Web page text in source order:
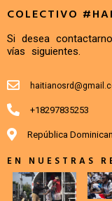
COLECTIVO
Si desea
vías siguientes.
+18297835253
República
EN NUESTRAS